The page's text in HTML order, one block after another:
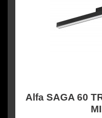
Alfa SAGA 60